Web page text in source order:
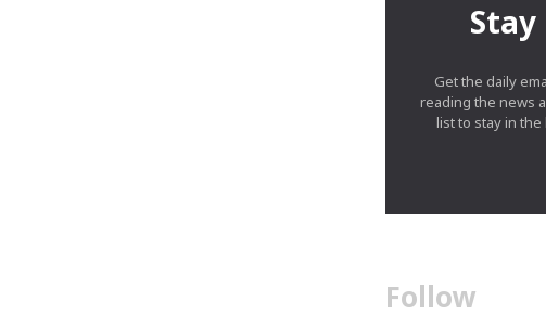
Get the daily
reading the news
list to stay in
Follow